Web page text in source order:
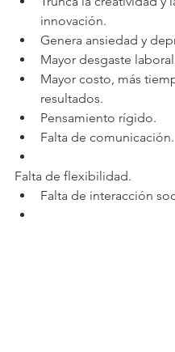
innovación.
Genera ansiedad y
Mayor desgaste
Mayor costo, más
resultados.
Pensamiento rígido.
Falta de comunicación.
Falta de flexibilidad.
Falta de interacción